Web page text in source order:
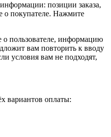
позиции заказа,
о покупателе. Нажмите
пользователе, информацию
вам повторить к вводу
условия вам не подходят,
вариантов оплаты: